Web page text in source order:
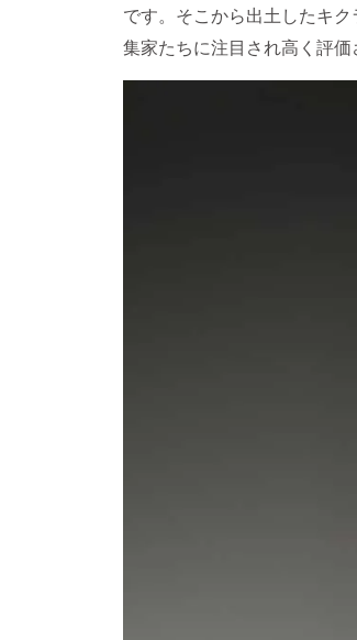
です。そこから出土したキ
集家たちに注目され高く評価